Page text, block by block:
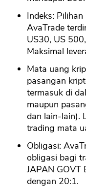
Indeks:
AvaTrade
US30, US
Maksimal
Mata uang
pasangan
termasuk di
maupun
dan lain-lain).
trading mata
Obligasi:
obligasi bagi
JAPAN GOVT
dengan 20:1.